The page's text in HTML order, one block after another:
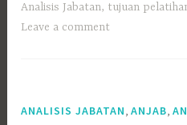
Analisis Jabatan, tujuan
Leave a comment
ANALISIS JABATAN,ANJAB,